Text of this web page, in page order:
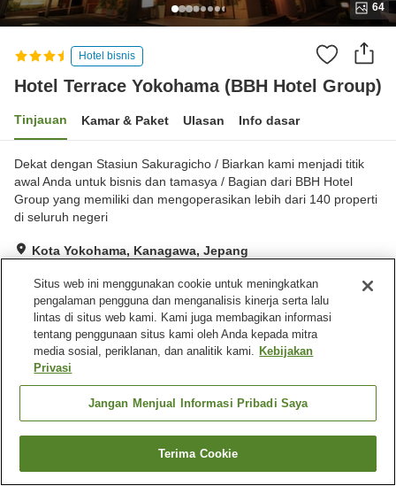
64
Hotel bisnis
Hotel Terrace Yokohama (BBH Hotel Group)
Tinjauan Kamar & Paket Ulasan Info dasar
Dekat dengan Stasiun Sakuragicho / Biarkan kami menjadi titik
awal Anda untuk bisnis dan tamasya / Bagian dari BBH Hotel
Group yang memiliki dan mengoperasikan lebih dari 140 properti
di seluruh negeri
Kota Yokohama, Kanagawa, Jepang
Baik Ulasan:612
Fasilitas properti
Spa / Salon kecantikan
Beranda Jepang Kanagawa
Kota Yokohama
Hotel Terrace Yokohama (BBH Hotel Group)
Cari kamar
Situs web ini menggunakan cookie untuk meningkatkan
pengalaman pengguna dan menganalisis kinerja serta lalu
lintas di situs web kami. Kami juga membagikan informasi
tentang penggunaan situs kami oleh Anda kepada mitra
media sosial, periklanan, dan analitik kami. Kebijakan
Privasi
Jangan Menjual Informasi Pribadi Saya
Terima Cookie